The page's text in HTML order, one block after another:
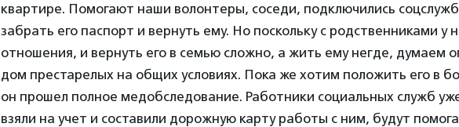
квартире. Помогают наши волонтеры, соседи, подключились
забрать его паспорт и вернуть ему. Но поскольку с родственниками у
отношения, и вернуть его в семью сложно, а жить ему негде, думаем
дом престарелых на общих условиях. Пока же хотим положить его в
он прошел полное медобследование. Работники социальных служб
взяли на учет и составили дорожную карту работы с ним, будут